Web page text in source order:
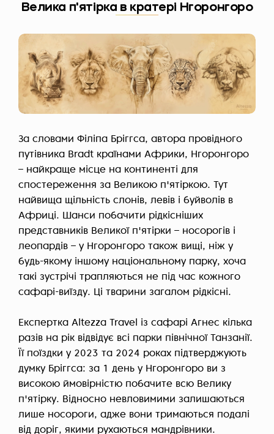
Велика п'ятірка в кратері Нгоронгоро
За словами Філіпа Бріггса, автора провідного
путівника Bradt країнами Африки, Нгоронгоро
– найкраще місце на континенті для
спостереження за Великою п'ятіркою. Тут
найвища щільність слонів, левів і буйволів в
Африці. Шанси побачити рідкісніших
представників Великої п'ятірки – носорогів і
леопардів – у Нгоронгоро також вищі, ніж у
будь-якому іншому національному парку, хоча
такі зустрічі трапляються не під час кожного
сафарі-виїзду. Ці тварини загалом рідкісні.
Експертка Altezza Travel із сафарі Агнес кілька
разів на рік відвідує всі парки північної Танзанії.
Її поїздки у 2023 та 2024 роках підтверджують
думку Бріггса: за 1 день у Нгоронгоро ви з
високою ймовірністю побачите всю Велику
п'ятірку. Відносно невловимими залишаються
лише носороги, адже вони тримаються подалі
від доріг, якими рухаються мандрівники.